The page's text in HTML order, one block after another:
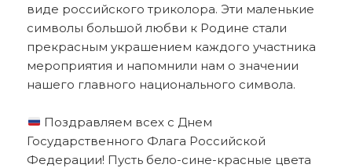
виде российского триколора. Эти маленькие
символы большой любви к Родине стали
прекрасным украшением каждого участника
мероприятия и напомнили нам о значении
нашего главного национального символа.
Поздравляем всех с Днем
Государственного Флага Российской
Федерации! Пусть бело-сине-красные цвета